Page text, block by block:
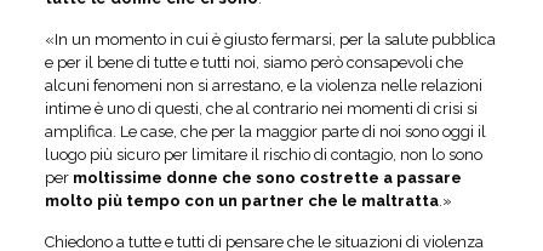
«In un momento in cui è giusto fermarsi, per la salute pubblica
e per il bene di tutte e tutti noi, siamo però consapevoli che
alcuni fenomeni non si arrestano, e la violenza nelle relazioni
intime è uno di questi, che al contrario nei momenti di crisi si
amplifica. Le case, che per la maggior parte di noi sono oggi il
luogo più sicuro per limitare il rischio di contagio, non lo sono
per moltissime donne che sono costrette a passare
molto più tempo con un partner che le maltratta.»
Chiedono a tutte e tutti di pensare che le situazioni di violenza